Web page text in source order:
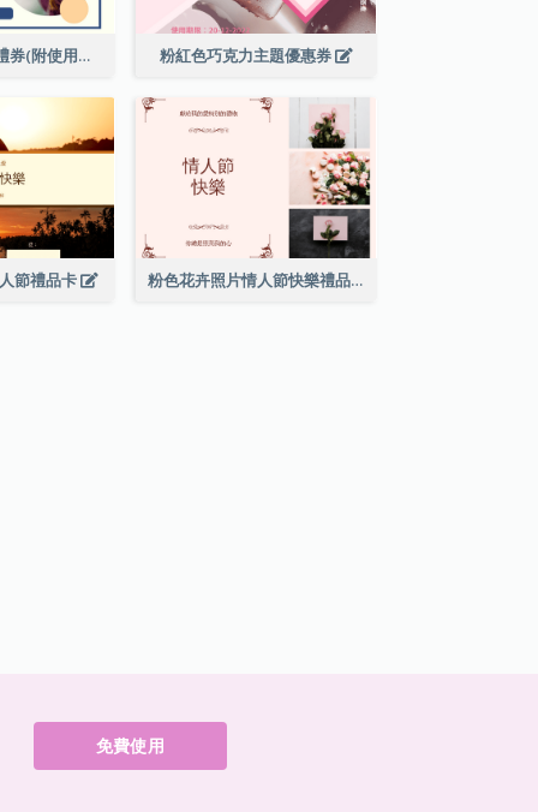
復活節現金代用禮券(附使用細則) 粉紅色巧克力主題優惠券
節禮品卡 粉色花卉照片情人節快樂禮品卡
免費使用